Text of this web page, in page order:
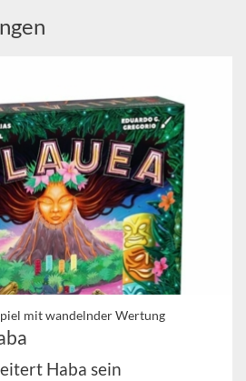
mit wandelnder Wertung
Haba sein